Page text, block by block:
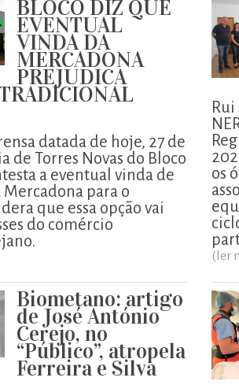
BLOCO DIZ QUE
EVENTUAL
VINDA DA
MERCADONA
PREJUDICA
datada de hoje, 27 de
de Torres Novas do Bloco
a eventual vinda de
para o
que essa opção vai
do comércio
os
(ler
Biometano: artigo
de José António
Cerejo, no
“Público”, atropela
Ferreira e Silva